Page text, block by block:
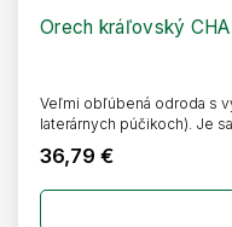
Orech kráľovský
36,79 €
Veľmi obľúbená odroda s
laterárnych púčikoch). Je